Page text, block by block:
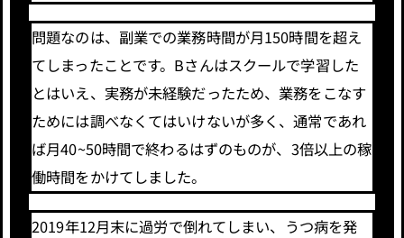
問題なのは、副業での業務時間が月150時間を超え
てしまったことです。Bさんはスクールで学習した
とはいえ、実務が未経験だったため、業務をこなす
ためには調べなくてはいけないが多く、通常であれ
ば月40~50時間で終わるはずのものが、3倍以上の稼
働時間をかけてしました。
2019年12月末に過労で倒れてしまい、うつ病を発